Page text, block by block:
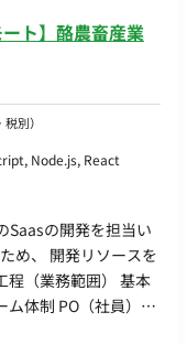
・クラウド：
BigQueryなど） ・
ト】酪農畜産業
別）
Node.js, React
Saasの開発を担当い
め、 開発リソースを